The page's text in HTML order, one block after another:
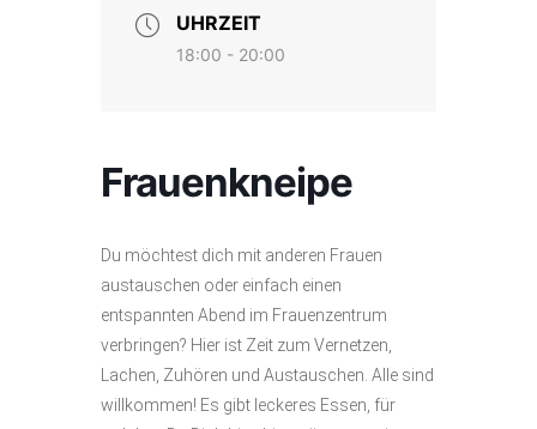
UHRZEIT
18:00 - 20:00
Frauenkneipe
Du möchtest dich mit anderen Frauen
austauschen oder einfach einen
entspannten Abend im Frauenzentrum
verbringen? Hier ist Zeit zum Vernetzen,
Lachen, Zuhören und Austauschen. Alle sind
willkommen! Es gibt leckeres Essen, für